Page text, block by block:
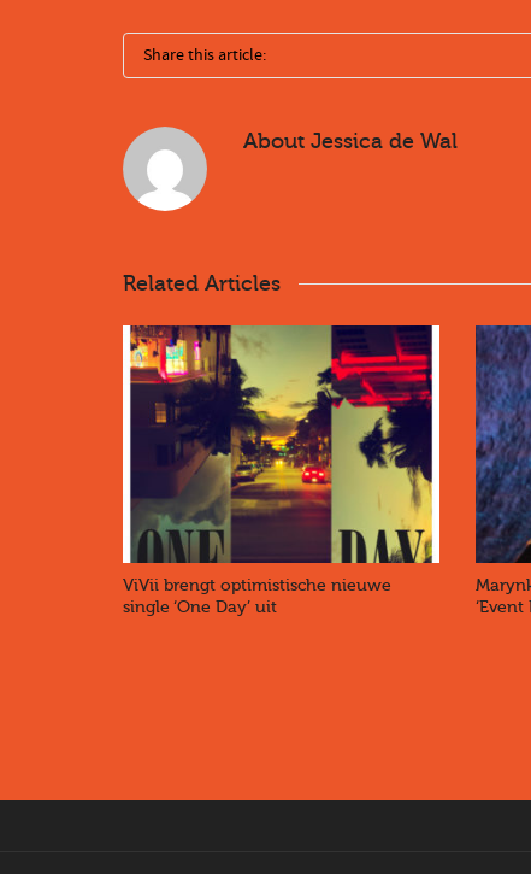
Share this article:
About Jessica de Wal
Related Articles
ViVii brengt optimistische nieuwe
single ‘One Day’ uit